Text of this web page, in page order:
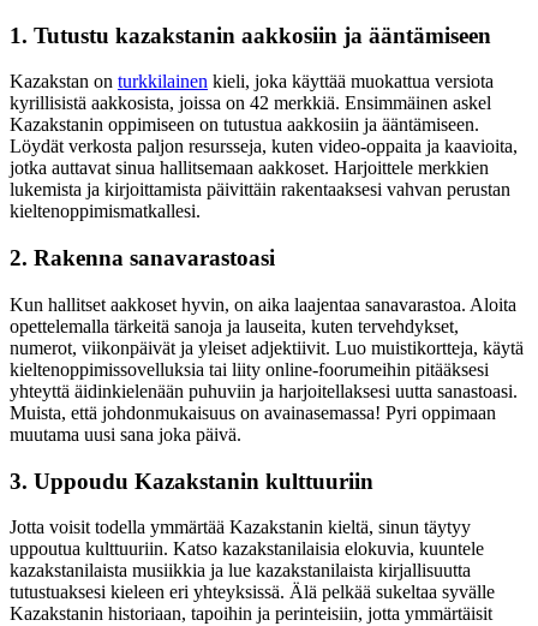
1. Tutustu kazakstanin aakkosiin ja ääntämiseen
Kazakstan on turkkilainen kieli, joka käyttää muokattua versiota
kyrillisistä aakkosista, joissa on 42 merkkiä. Ensimmäinen askel
Kazakstanin oppimiseen on tutustua aakkosiin ja ääntämiseen.
Löydät verkosta paljon resursseja, kuten video-oppaita ja kaavioita,
jotka auttavat sinua hallitsemaan aakkoset. Harjoittele merkkien
lukemista ja kirjoittamista päivittäin rakentaaksesi vahvan perustan
kieltenoppimismatkallesi.
2. Rakenna sanavarastoasi
Kun hallitset aakkoset hyvin, on aika laajentaa sanavarastoa. Aloita
opettelemalla tärkeitä sanoja ja lauseita, kuten tervehdykset,
numerot, viikonpäivät ja yleiset adjektiivit. Luo muistikortteja, käytä
kieltenoppimissovelluksia tai liity online-foorumeihin pitääksesi
yhteyttä äidinkielenään puhuviin ja harjoitellaksesi uutta sanastoasi.
Muista, että johdonmukaisuus on avainasemassa! Pyri oppimaan
muutama uusi sana joka päivä.
3. Uppoudu Kazakstanin kulttuuriin
Jotta voisit todella ymmärtää Kazakstanin kieltä, sinun täytyy
uppoutua kulttuuriin. Katso kazakstanilaisia elokuvia, kuuntele
kazakstanilaista musiikkia ja lue kazakstanilaista kirjallisuutta
tutustuaksesi kieleen eri yhteyksissä. Älä pelkää sukeltaa syvälle
Kazakstanin historiaan, tapoihin ja perinteisiin, jotta ymmärtäisit